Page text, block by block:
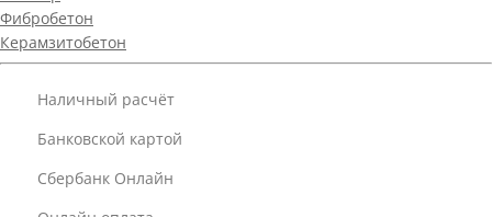
Фибробетон
Керамзитобетон
Наличный расчёт
Банковской картой
Сбербанк Онлайн